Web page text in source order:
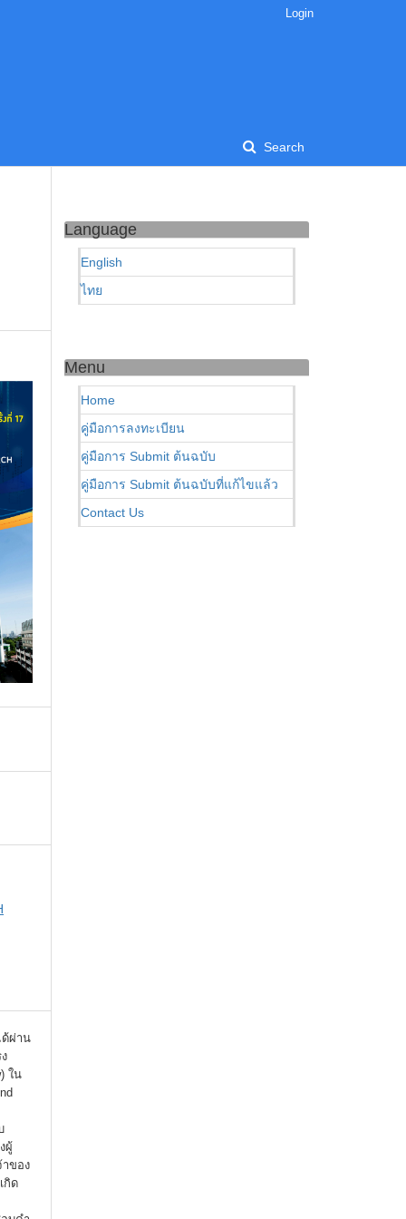
Search
Login
ด้ผ่าน
ใน
ผู้
าของ
กิด
Language
English
ไทย
Menu
Home
คู่มือการลงทะเบียน
คู่มือการ Submit ต้นฉบับ
คู่มือการ Submit ต้นฉบับที่แก้ไขแล้ว
Contact Us